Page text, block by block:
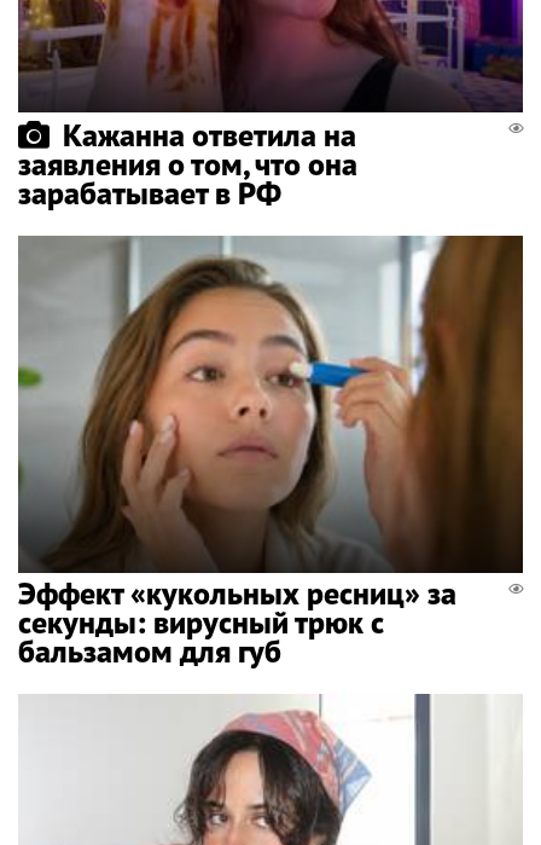
Кажанна ответила на
заявления о том, что она
зарабатывает в РФ
Эффект «кукольных ресниц» за
секунды: вирусный трюк с
бальзамом для губ